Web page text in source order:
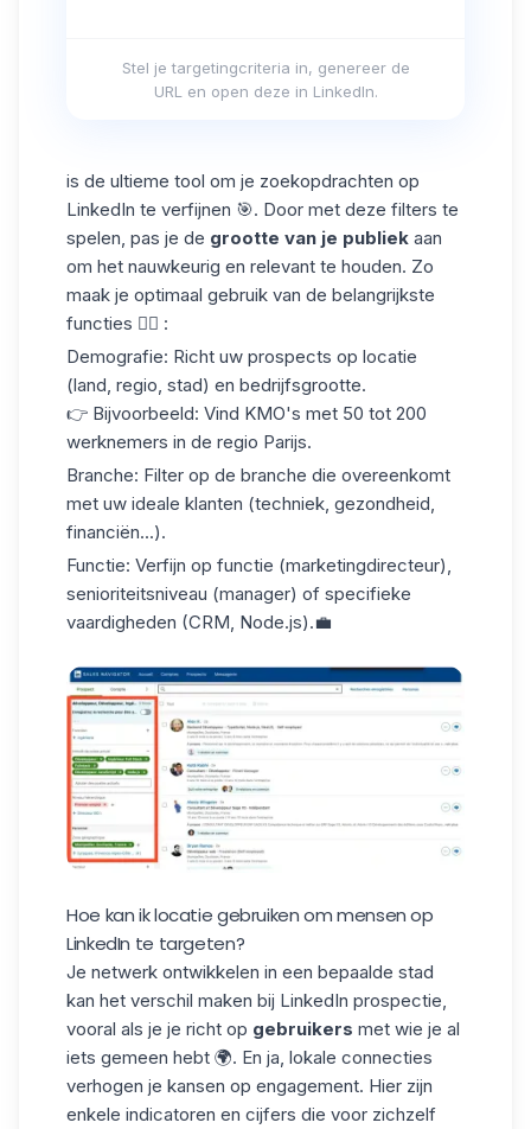
Stel je targetingcriteria in, genereer de
URL en open deze in LinkedIn.
is de ultieme tool om je zoekopdrachten op
LinkedIn te verfijnen 🎯. Door met deze filters te
spelen, pas je de grootte van je publiek aan
om het nauwkeurig en relevant te houden. Zo
maak je optimaal gebruik van de belangrijkste
functies 👇🏻 :
Demografie: Richt uw prospects op locatie
(land, regio, stad) en bedrijfsgrootte.
👉 Bijvoorbeeld: Vind KMO's met 50 tot 200
werknemers in de regio Parijs.
Branche: Filter op de branche die overeenkomt
met uw ideale klanten (techniek, gezondheid,
financiën...).
Functie: Verfijn op functie (marketingdirecteur),
senioriteitsniveau (manager) of specifieke
vaardigheden (CRM, Node.js).💼
Hoe kan ik locatie gebruiken om mensen op
LinkedIn te targeten?
Je netwerk ontwikkelen in een bepaalde stad
kan het verschil maken bij LinkedIn prospectie,
vooral als je je richt op gebruikers met wie je al
iets gemeen hebt 🌍. En ja, lokale connecties
verhogen je kansen op engagement. Hier zijn
enkele indicatoren en cijfers die voor zichzelf